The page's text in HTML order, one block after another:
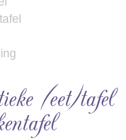
(eet)tafel